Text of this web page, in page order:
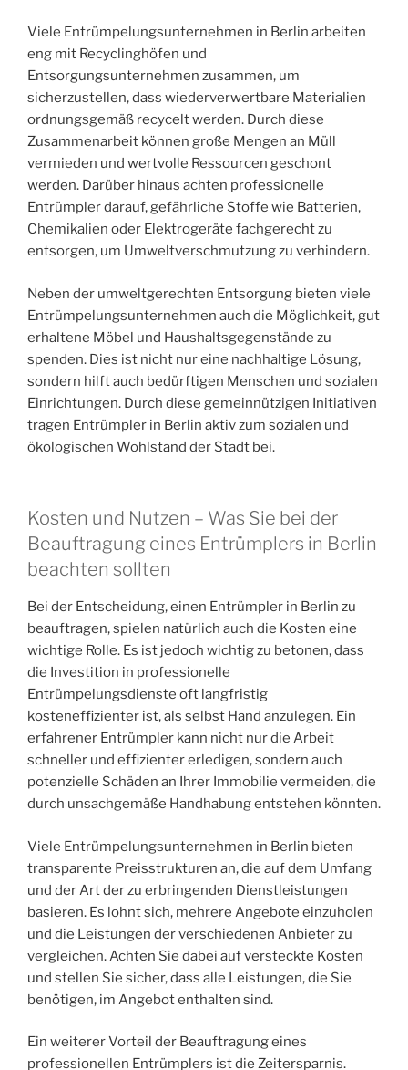
Viele Entrümpelungsunternehmen in Berlin arbeiten
eng mit Recyclinghöfen und
Entsorgungsunternehmen zusammen, um
sicherzustellen, dass wiederverwertbare Materialien
ordnungsgemäß recycelt werden. Durch diese
Zusammenarbeit können große Mengen an Müll
vermieden und wertvolle Ressourcen geschont
werden. Darüber hinaus achten professionelle
Entrümpler darauf, gefährliche Stoffe wie Batterien,
Chemikalien oder Elektrogeräte fachgerecht zu
entsorgen, um Umweltverschmutzung zu verhindern.
Neben der umweltgerechten Entsorgung bieten viele
Entrümpelungsunternehmen auch die Möglichkeit, gut
erhaltene Möbel und Haushaltsgegenstände zu
spenden. Dies ist nicht nur eine nachhaltige Lösung,
sondern hilft auch bedürftigen Menschen und sozialen
Einrichtungen. Durch diese gemeinnützigen Initiativen
tragen Entrümpler in Berlin aktiv zum sozialen und
ökologischen Wohlstand der Stadt bei.
Kosten und Nutzen – Was Sie bei der
Beauftragung eines Entrümplers in Berlin
beachten sollten
Bei der Entscheidung, einen Entrümpler in Berlin zu
beauftragen, spielen natürlich auch die Kosten eine
wichtige Rolle. Es ist jedoch wichtig zu betonen, dass
die Investition in professionelle
Entrümpelungsdienste oft langfristig
kosteneffizienter ist, als selbst Hand anzulegen. Ein
erfahrener Entrümpler kann nicht nur die Arbeit
schneller und effizienter erledigen, sondern auch
potenzielle Schäden an Ihrer Immobilie vermeiden, die
durch unsachgemäße Handhabung entstehen könnten.
Viele Entrümpelungsunternehmen in Berlin bieten
transparente Preisstrukturen an, die auf dem Umfang
und der Art der zu erbringenden Dienstleistungen
basieren. Es lohnt sich, mehrere Angebote einzuholen
und die Leistungen der verschiedenen Anbieter zu
vergleichen. Achten Sie dabei auf versteckte Kosten
und stellen Sie sicher, dass alle Leistungen, die Sie
benötigen, im Angebot enthalten sind.
Ein weiterer Vorteil der Beauftragung eines
professionellen Entrümplers ist die Zeitersparnis.